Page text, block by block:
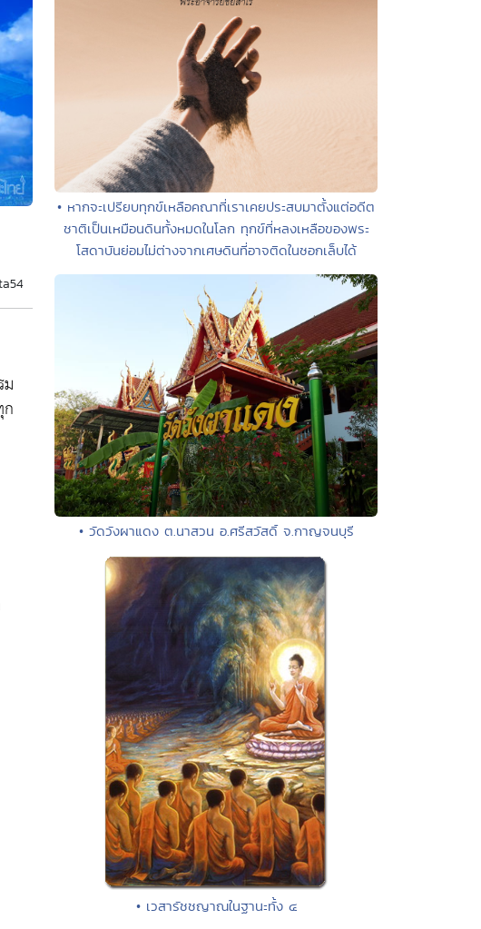
• หากจะเปรียบทุกข์เหลือคณาที่เราเคยประสบมาตั้งแต่อดีต
ชาติเป็นเหมือนดินทั้งหมดในโลก ทุกข์ที่หลงเหลือของพระ
โสดาบันย่อมไม่ต่างจากเศษดินที่อาจติดในซอกเล็บได้
• วัดวังผาแดง ต.นาสวน อ.ศรีสวัสดิ์ จ.กาญจนบุรี
• เวสารัชชญาณในฐานะทั้ง ๔